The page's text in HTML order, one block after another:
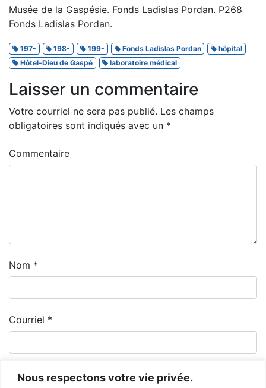
Nous respectons votre vie privée.
Musée de la Gaspésie. Fonds Ladislas Pordan. P268
Fonds Ladislas Pordan.
197- 198- 199- Fonds Ladislas Pordan
hôpital
Hôtel-Dieu de Gaspé
laboratoire médical
Laisser un commentaire
Votre courriel ne sera pas publié. Les champs
obligatoires sont indiqués avec un *
Commentaire
Nom *
Courriel *